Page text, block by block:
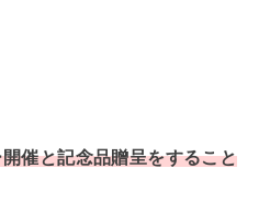
催と記念品贈呈をすること